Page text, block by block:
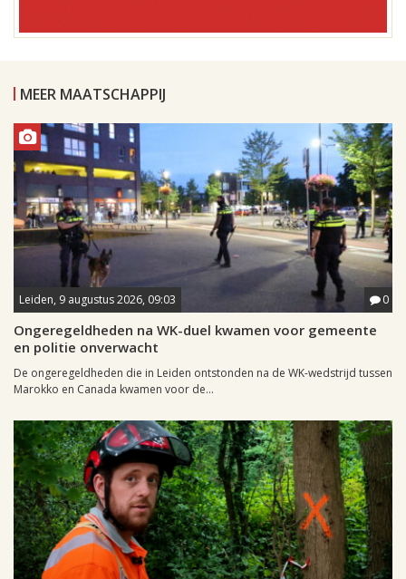
MEER MAATSCHAPPIJ
Leiden, 9 augustus 2026, 09:03 0
Ongeregeldheden na WK-duel kwamen voor gemeente
en politie onverwacht
De ongeregeldheden die in Leiden ontstonden na de WK-wedstrijd tussen
Marokko en Canada kwamen voor de...